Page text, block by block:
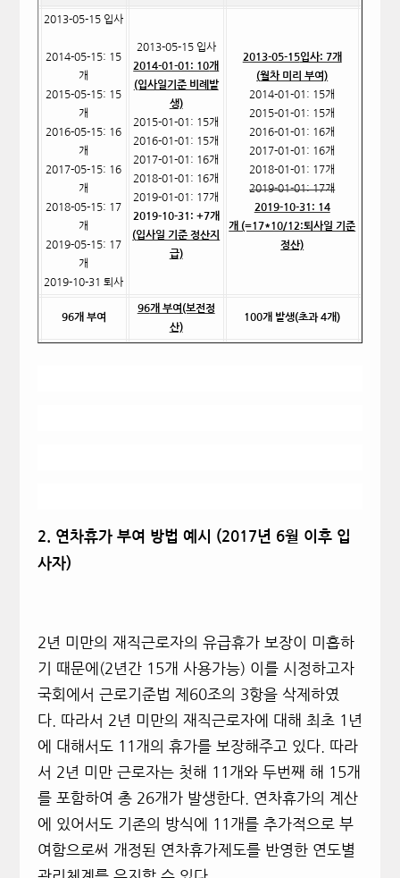
2013-05-15 입사
2014-05-15: 15
개
2015-05-15: 15
개
2016-05-15: 16
개
2017-05-15: 16
개
2018-05-15: 17
개
2019-05-15: 17
개
2019-10-31퇴사
2013-05-15 입사
2014-01-01: 10개
(입사일기준 비례발
생)
2015-01-01: 15개
2016-01-01: 15개
2017-01-01: 16개
2018-01-01: 16개
2019-01-01: 17개
2019-10-31: +7개
(입사일 기준 정산지
급)
2013-05-15입사: 7개
(월차 미리 부여)
2014-01-01: 15개
2015-01-01: 15개
2016-01-01: 16개
2017-01-01: 16개
2018-01-01: 17개
2019-01-01: 17개
2019-10-31: 14
개 (=17*10/12:퇴사일 기준
정산)
96개 부여
96개 부여(보전정
산)
100개 발생(초과 4개)
2. 연차휴가 부여 방법 예시 (2017년 6월 이후 입
사자)
2년 미만의 재직근로자의 유급휴가 보장이 미흡하
기 때문에(2년간 15개 사용가능) 이를 시정하고자
국회에서 근로기준법 제60조의 3항을 삭제하였
다. 따라서 2년 미만의 재직근로자에 대해 최초 1년
에 대해서도 11개의 휴가를 보장해주고 있다. 따라
서 2년 미만 근로자는 첫해 11개와 두번째 해 15개
를 포함하여 총 26개가 발생한다. 연차휴가의 계산
에 있어서도 기존의 방식에 11개를 추가적으로 부
여함으로써 개정된 연차휴가제도를 반영한 연도별